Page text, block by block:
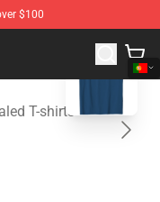
$100
Merchandise Store
T-shirts
blank template